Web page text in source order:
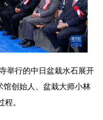
金融 汽车
信息化 数字经济
时尚
行的中日盆栽水石展开
创始人、盆栽大师小林
程。